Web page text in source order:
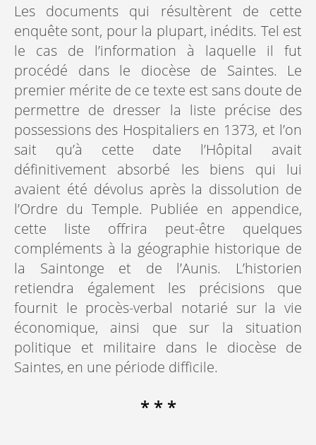
Les documents qui résultèrent de cette
enquête sont, pour la plupart, inédits. Tel est
le cas de l’information à laquelle il fut
procédé dans le diocèse de Saintes. Le
premier mérite de ce texte est sans doute de
permettre de dresser la liste précise des
possessions des Hospitaliers en 1373, et l’on
sait qu’à cette date l’Hôpital avait
définitivement absorbé les biens qui lui
avaient été dévolus après la dissolution de
l’Ordre du Temple. Publiée en appendice,
cette liste offrira peut-être quelques
compléments à la géographie historique de
la Saintonge et de l’Aunis. L’historien
retiendra également les précisions que
fournit le procès-verbal notarié sur la vie
économique, ainsi que sur la situation
politique et militaire dans le diocèse de
Saintes, en une période difficile.
* * *